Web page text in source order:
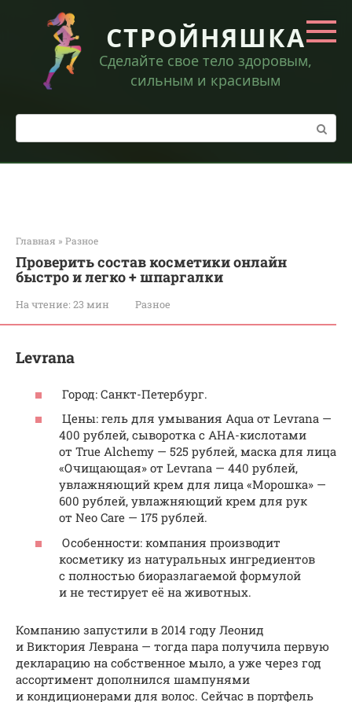
контенту
СТРОЙНЯШКА
Сделайте свое тело здоровым,
сильным и красивым
Поиск:
Главная » Разное
Проверить состав косметики онлайн
быстро и легко + шпаргалки
На чтение: 23 мин Разное
Levrana
Город: Санкт-Петербург.
Цены: гель для умывания Aqua от Levrana —
400 рублей, сыворотка с AHA-кислотами
от True Alchemy — 525 рублей, маска для лица
«Очищающая» от Levrana — 440 рублей,
увлажняющий крем для лица «Морошка» —
600 рублей, увлажняющий крем для рук
от Neo Care — 175 рублей.
Особенности: компания производит
косметику из натуральных ингредиентов
с полностью биоразлагаемой формулой
и не тестирует её на животных.
Компанию запустили в 2014 году Леонид
и Виктория Леврана — тогда пара получила первую
декларацию на собственное мыло, а уже через год
ассортимент дополнился шампунями
и кондиционерами для волос. Сейчас в портфель